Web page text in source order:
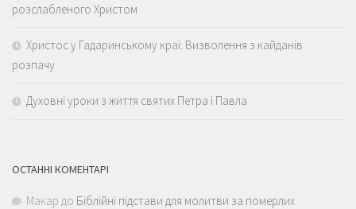
розслабленого Христом
Христос у Гадаринському краї: Визволення з кайданів
розпачу
Духовні уроки з життя святих Петра і Павла
ОСТАННІ КОМЕНТАРІ
Макар до Біблійні підстави для молитви за померлих